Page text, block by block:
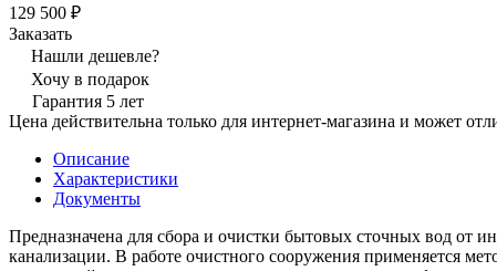
129 500 ₽
Заказать
Нашли дешевле?
Хочу в подарок
Гарантия 5 лет
Цена действительна только для интернет-магазина и может
Описание
Характеристики
Документы
Предназначена для сбора и очистки бытовых сточных вод от
канализации. В работе очистного сооружения применяется